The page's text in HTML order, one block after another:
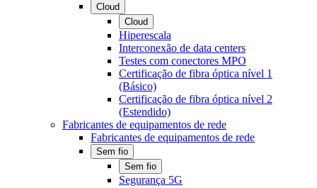
Cloud
Cloud
Hiperescala
Interconexão de data centers
Testes com conectores MPO
Certificação de fibra óptica nível 1
(Básico)
Certificação de fibra óptica nível 2
(Estendido)
Fabricantes de equipamentos de rede
Fabricantes de equipamentos de rede
Sem fio
Sem fio
Segurança 5G